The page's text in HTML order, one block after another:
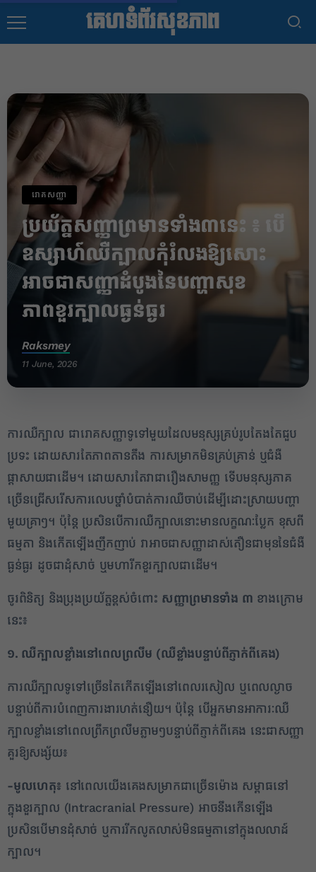
គេហទំព័រសុខភាព
រោគសញ្ញា
ប្រយ័ត្នសញ្ញាព្រមានទាំង៣នេះ ៖ បើ
ឧស្សាហ៍ឈឺក្បាលកុំរំលងឱ្យសោះ
អាចជាសញ្ញាដំបូងនៃបញ្ហាសុខ
ភាពខួរក្បាលធ្ងន់ធ្ងរ
Raksmey
11 June, 2026
ការឈឺក្បាល ជារោគសញ្ញាទូទៅមួយដែលមនុស្សគ្រប់រូបតែងតែជួប
ប្រទះ ដោយសារតែភាពតានតឹង ការសម្រាកមិនគ្រប់គ្រាន់ ឬជំងឺ
ផ្តាសាយជាដើម។ ដោយសារតែវាជារឿងសាមញ្ញ ទើបមនុស្សភាគ
ច្រើនជ្រើសរើសការលេបថ្នាំបំបាត់ការឈឺចាប់ដើម្បីដោះស្រាយបញ្ហា
មួយគ្រាៗ។ ប៉ុន្តែ ប្រសិនបើការឈឺក្បាលនោះមានលក្ខណៈប្លែក ខុសពី
ធម្មតា និងកើតឡើងញឹកញាប់ វាអាចជាសញ្ញាដាស់តឿនជាមុននៃជំងឺ
ធ្ងន់ធ្ងរ ដូចជាដុំសាច់ ឬមហារីកខួរក្បាលជាដើម។
ចូរពិនិត្យ និងប្រុងប្រយ័ត្នខ្ពស់ចំពោះ សញ្ញាព្រមានទាំង ៣ ខាងក្រោម
នេះ៖
១. ឈឺក្បាលខ្លាំងនៅពេលព្រលឹម (ឈឺខ្លាំងបន្ទាប់ពីភ្ញាក់ពីគេង)
ការឈឺក្បាលទូទៅច្រើនតែកើតឡើងនៅពេលរសៀល ឬពេលល្ងាច
បន្ទាប់ពីការបំពេញការងារហត់នឿយ។ ប៉ុន្តែ បើអ្នកមានអាការៈឈឺ
ក្បាលខ្លាំងនៅពេលព្រឹកព្រលឹមភ្លាមៗបន្ទាប់ពីភ្ញាក់ពីគេង នេះជាសញ្ញា
គួរឱ្យសង្ស័យ៖
-មូលហេតុ៖នៅពេលយើងគេងសម្រាកជាច្រើនម៉ោង សម្ពាធនៅ
ក្នុងខួរក្បាល (Intracranial Pressure) អាចនឹងកើនឡើង
ប្រសិនបើមានដុំសាច់ ឬការរីកលូតលាស់មិនធម្មតានៅក្នុងលលាដ៍
ក្បាល។